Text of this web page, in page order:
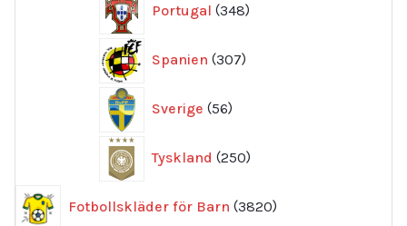
Portugal 348
produkter
Spanien 307
produkter
Sverige 56
produkter
Tyskland 250
produkter
Fotbollskläder för Barn 3820
produkter